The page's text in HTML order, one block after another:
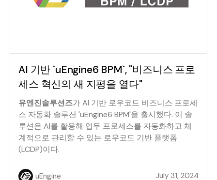
AI 기반 `uEngine6 BPM`, "비즈니스 프로
세스 혁신의 새 지평을 열다"
유엔진솔루션즈가 AI 기반 로우코드 비즈니스 프로세
스 자동화 솔루션 'uEngine6 BPM'을 출시했다. 이 솔
루션은 AI를 활용해 업무 프로세스를 자동화하고 체
계적으로 관리할 수 있는 로우코드 기반 플랫폼
(LCDP)이다.
uEngine July 31, 2024